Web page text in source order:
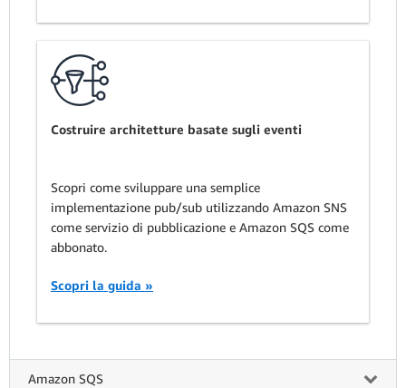
Costruire architetture basate sugli eventi
Scopri come sviluppare una semplice
implementazione pub/sub utilizzando Amazon SNS
come servizio di pubblicazione e Amazon SQS come
abbonato.
Scopri la guida »
Amazon SQS